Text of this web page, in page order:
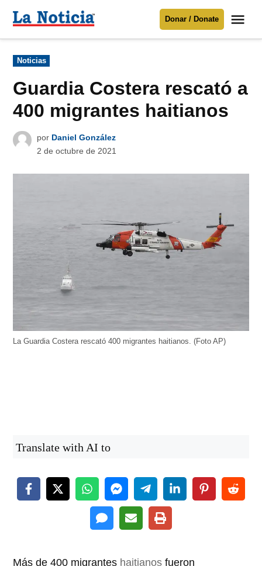
Para mantenerte informado necesitamos
Donar
contenido
Noticia
Donar / Donate
Publicado
en
Noticias
Guardia Costera rescató a
400 migrantes haitianos
por Daniel González
2 de octubre de 2021
La Guardia Costera rescató 400 migrantes haitianos. (Foto AP)
Translate with AI to
Más de 400 migrantes haitianos fueron